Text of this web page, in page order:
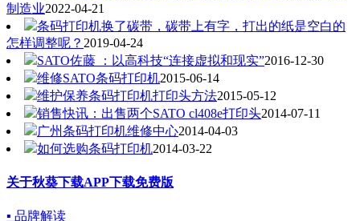
制造业2022-04-21
条码打印机换了碳带，碳带上有字，打出的纸是空白的
怎样调整呢？ 2019-04-24
SATO佐藤 ：以高科技“连接虚拟和现实”2016-12-30
维修SATO条码打印机2015-06-14
维护保养条码打印机打印头方法2015-05-12
销售快讯：出售两个SATO cl408e打印头2014-07-11
广州条码打印机维修中心2014-04-03
如何选购条码打印机2014-03-22
关于秋葵下载APP下载免费版
▪ 品牌解读